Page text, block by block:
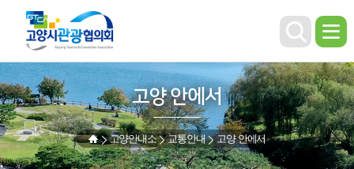
고양 안에서
고양안내소 교통안내 고양 안에서